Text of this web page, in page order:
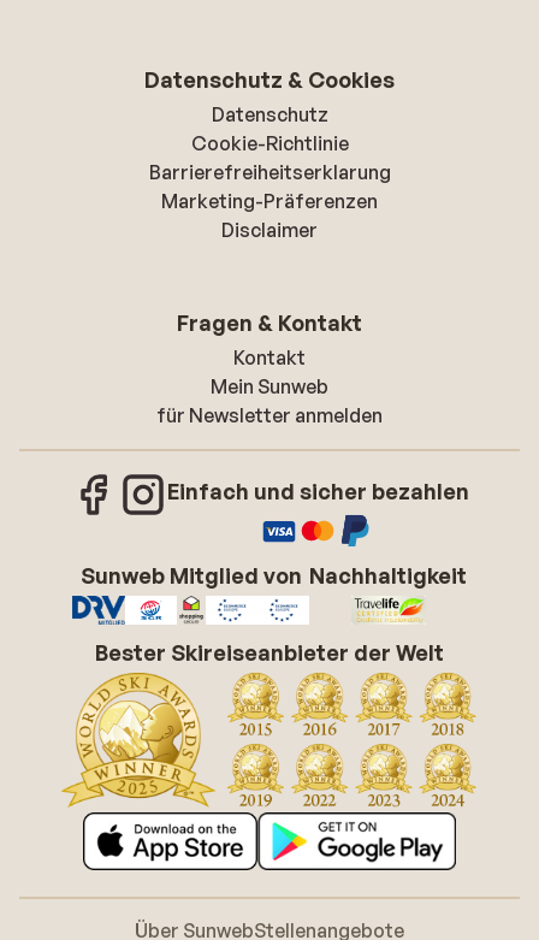
Datenschutz & Cookies
Datenschutz
Cookie-Richtlinie
Barrierefreiheitserklarung
Marketing-Präferenzen
Disclaimer
Fragen & Kontakt
Kontakt
Mein Sunweb
für Newsletter anmelden
Einfach und sicher bezahlen
Sunweb Mitglied von Nachhaltigkeit
Bester Skireiseanbieter der Welt
Über SunwebStellenangebote